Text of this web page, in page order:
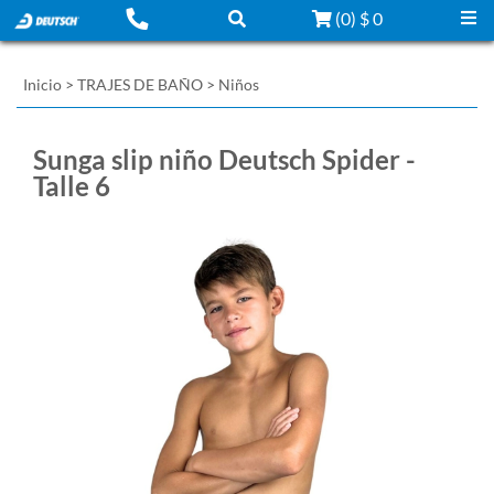
(0) $ 0
Inicio > TRAJES DE BAÑO > Niños
Sunga slip niño Deutsch Spider -
Talle 6